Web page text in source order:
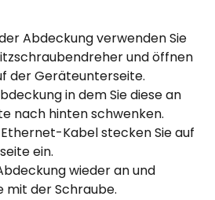
Abdeckung verwenden Sie
und öffnen
der Geräteunterseite.
in dem Sie diese an
nach hinten schwenken.
Kabel stecken Sie auf
ein.
wieder an und
mit der Schraube.